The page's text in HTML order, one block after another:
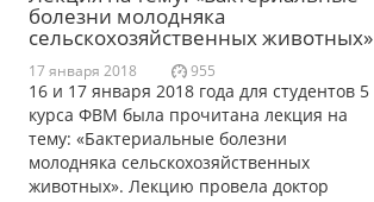
болезни молодняка
сельскохозяйственных животных»
17 января 2018 955
16 и 17 января 2018 года для студентов 5
курса ФВМ была прочитана лекция на
тему: «Бактериальные болезни
молодняка сельскохозяйственных
животных». Лекцию провела доктор